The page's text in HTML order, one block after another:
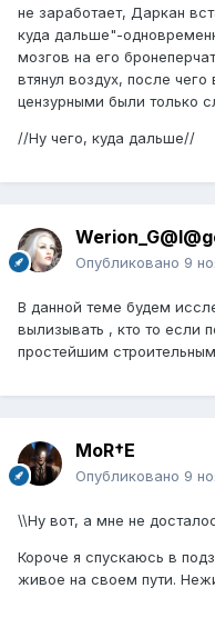
не заработает, Даркан
куда дальше"-
мозгов на его
втянул воздух, после
цензурными были только
//Ну чего, куда дальше//
Опубликовано 9
В данной теме будем
вылизывать , кто то если
простейшим
MoR†E
Опубликовано 9
\\Ну вот, а мне не
Короче я спускаюсь в
живое на своем пути.